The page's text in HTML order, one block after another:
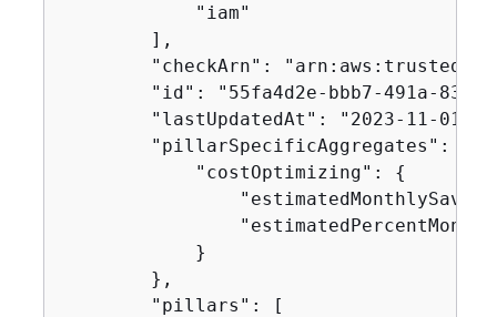
            "iam"
        ],
"checkArn":
"id": "55fa4d2e-bbb7-491a-
"lastUpdatedAt": "2023-11-
        "pillarSpecificAggregates":
            "costOptimizing":
{
            }
        },
        "pillars": [